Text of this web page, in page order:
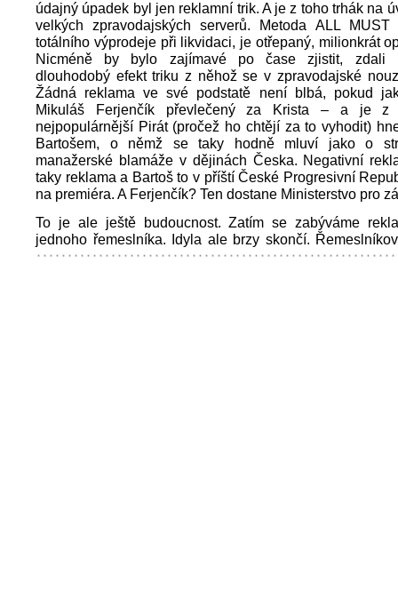
údajný úpadek byl jen reklamní trik. A je z toho trhák na
velkých zpravodajských serverů. Metoda ALL MUST
totálního výprodeje při likvidaci, je otřepaný, milionkrát
Nicméně by bylo zajímavé po čase zjistit, zdali
dlouhodobý efekt triku z něhož se v zpravodajské
Žádná reklama ve své podstatě není blbá, pokud
Mikuláš Ferjenčík převlečený za Krista – a je z
nejpopulárnější Pirát (pročež ho chtějí za to vyhodit)
Bartošem, o němž se taky hodně mluví jako o
manažerské blamáže v dějinách Česka. Negativní
taky reklama a Bartoš to v příští České Progresivní
na premiéra. A Ferjenčík? Ten dostane Ministerstvo pro
To je ale ještě budoucnost. Zatím se zabýváme
jednoho řemeslníka. Idyla ale brzy skončí.